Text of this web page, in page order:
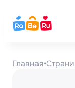
Главная•